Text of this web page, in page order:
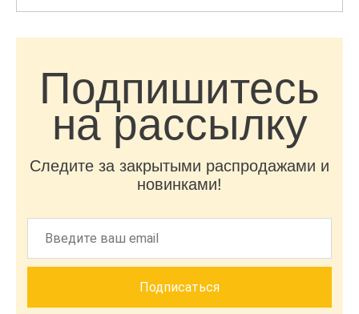
Подпишитесь
на рассылку
Следите за закрытыми распродажами и
новинками!